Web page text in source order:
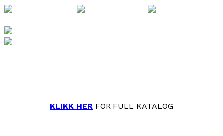
KLIKK HER FOR FULL KATALOG